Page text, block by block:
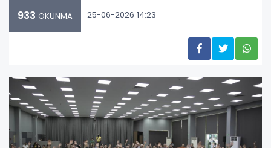
933 OKUNMA 25-06-2026 14:23